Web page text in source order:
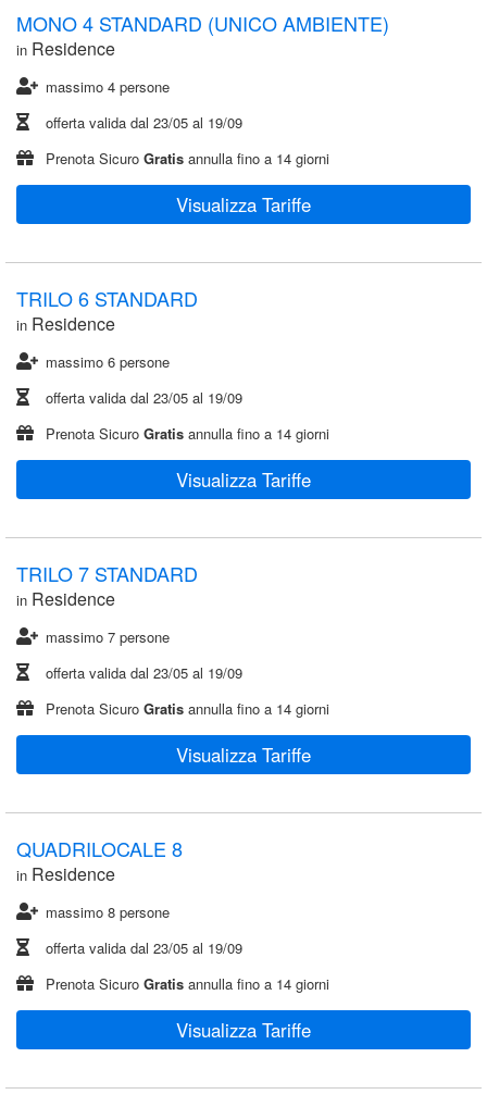
MONO 4 STANDARD (UNICO AMBIENTE)
in Residence
massimo 4 persone
offerta valida dal 23/05 al 19/09
Prenota Sicuro Gratis annulla fino a 14 giorni
Visualizza Tariffe
TRILO 6 STANDARD
in Residence
massimo 6 persone
offerta valida dal 23/05 al 19/09
Prenota Sicuro Gratis annulla fino a 14 giorni
Visualizza Tariffe
TRILO 7 STANDARD
in Residence
massimo 7 persone
offerta valida dal 23/05 al 19/09
Prenota Sicuro Gratis annulla fino a 14 giorni
Visualizza Tariffe
QUADRILOCALE 8
in Residence
massimo 8 persone
offerta valida dal 23/05 al 19/09
Prenota Sicuro Gratis annulla fino a 14 giorni
Visualizza Tariffe